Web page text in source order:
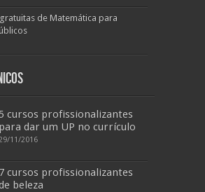
de Matemática para
cursos profissionalizantes
para dar um UP no currículo
11/2016
7 cursos profissionalizantes
beleza